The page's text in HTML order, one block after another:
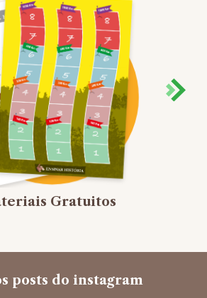
Gratuitos
posts do instagram